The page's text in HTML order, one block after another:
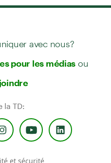
avec nous?
pour les médias ou
la TD:
et sécurité